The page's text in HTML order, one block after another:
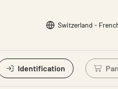
Choisir la langue
Switzerland -
Identification